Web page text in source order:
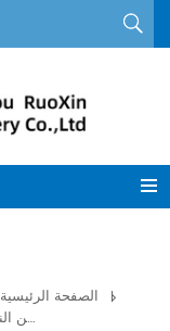
الصفحة الرئيسية
RX-HY800 خط إنتاج الفوط الصحية من النوع المؤازر الكامل